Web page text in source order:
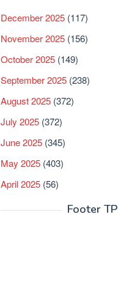
December 2025 (117)
November 2025 (156)
October 2025 (149)
September 2025 (238)
August 2025 (372)
July 2025 (372)
June 2025 (345)
May 2025 (403)
April 2025 (56)
Footer TP